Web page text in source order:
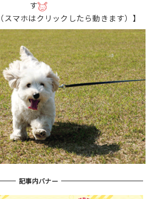
す
スマホはクリックしたら動きます）】
記事内バナー